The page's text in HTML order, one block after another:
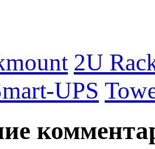
2U
UPS